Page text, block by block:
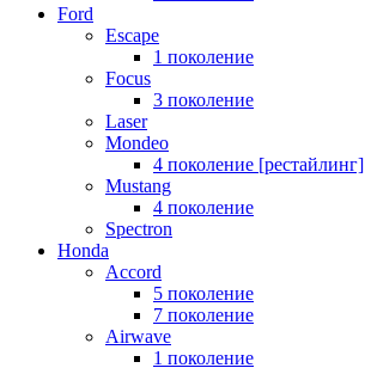
Ford
Escape
1 поколение
Focus
3 поколение
Laser
Mondeo
4 поколение [рестайлинг]
Mustang
4 поколение
Spectron
Honda
Accord
5 поколение
7 поколение
Airwave
1 поколение